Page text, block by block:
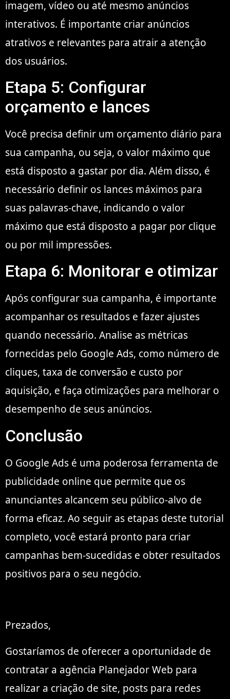
imagem, vídeo ou até mesmo anúncios
interativos. É importante criar anúncios
atrativos e relevantes para atrair a atenção
dos usuários.
Etapa 5: Configurar
orçamento e lances
Você precisa definir um orçamento diário para
sua campanha, ou seja, o valor máximo que
está disposto a gastar por dia. Além disso, é
necessário definir os lances máximos para
suas palavras-chave, indicando o valor
máximo que está disposto a pagar por clique
ou por mil impressões.
Etapa 6: Monitorar e otimizar
Após configurar sua campanha, é importante
acompanhar os resultados e fazer ajustes
quando necessário. Analise as métricas
fornecidas pelo Google Ads, como número de
cliques, taxa de conversão e custo por
aquisição, e faça otimizações para melhorar o
desempenho de seus anúncios.
Conclusão
O Google Ads é uma poderosa ferramenta de
publicidade online que permite que os
anunciantes alcancem seu público-alvo de
forma eficaz. Ao seguir as etapas deste tutorial
completo, você estará pronto para criar
campanhas bem-sucedidas e obter resultados
positivos para o seu negócio.
Prezados,
Gostaríamos de oferecer a oportunidade de
contratar a agência Planejador Web para
realizar a criação de site, posts para redes